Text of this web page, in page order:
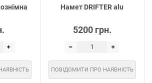
Намет DRIFTER alu
5200 грн.
ПОВІДОМИТИ ПРО НАЯВНІСТЬ